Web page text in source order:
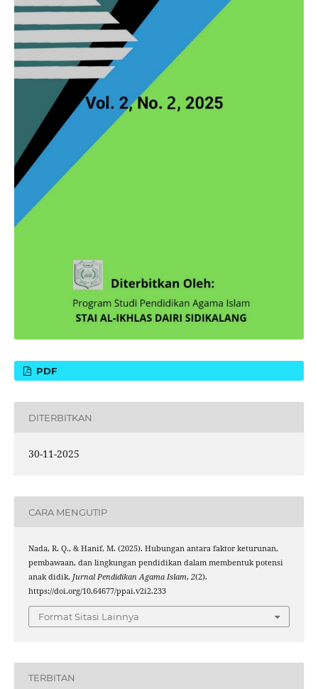
PDF
DITERBITKAN
30-11-2025
CARA MENGUTIP
Nada, R. Q., & Hanif, M. (2025). Hubungan antara faktor keturunan,
pembawaan, dan lingkungan pendidikan dalam membentuk potensi
anak didik. Jurnal Pendidikan Agama Islam, 2(2).
https://doi.org/10.64677/ppai.v2i2.233
Format Sitasi Lainnya
TERBITAN